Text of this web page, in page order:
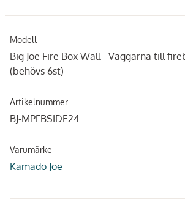
Modell
Big Joe Fire Box Wall - Väggarna till
(behövs 6st)
Artikelnummer
BJ-MPFBSIDE24
Varumärke
Kamado Joe